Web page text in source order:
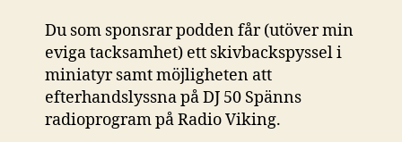
Du som sponsrar podden får (utöver min
eviga tacksamhet) ett skivbackspyssel i
miniatyr samt möjligheten att
efterhandslyssna på DJ 50 Spänns
radioprogram på Radio Viking.